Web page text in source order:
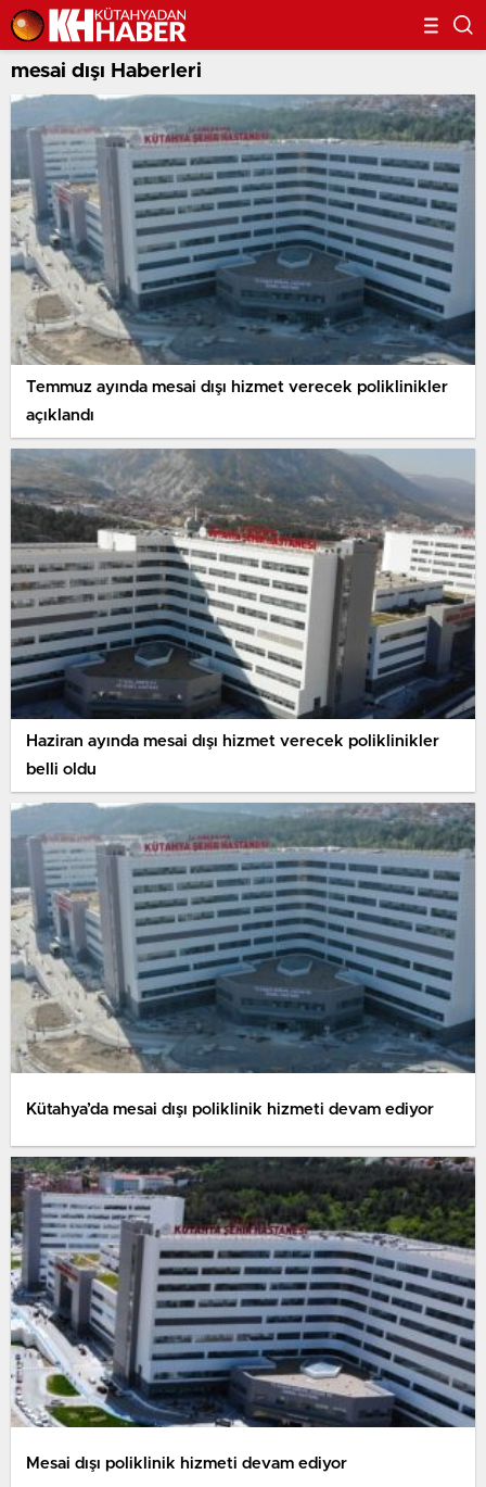
mesai dışı Haberleri
Temmuz ayında mesai dışı hizmet verecek poliklinikler
açıklandı
Haziran ayında mesai dışı hizmet verecek poliklinikler
belli oldu
Kütahya’da mesai dışı poliklinik hizmeti devam ediyor
Mesai dışı poliklinik hizmeti devam ediyor